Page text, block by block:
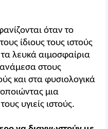
όταν το
ίδιους τους ιστούς
λευκά αιμοσφαίρια
στους
και στα φυσιολογικά
μια
υγιείς ιστούς.